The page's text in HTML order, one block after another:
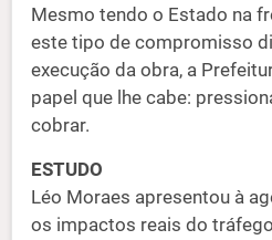
Mesmo tendo o Estado na
este tipo de compromisso
execução da obra, a
papel que lhe cabe:
cobrar.
ESTUDO
Léo Moraes apresentou à
os impactos reais do